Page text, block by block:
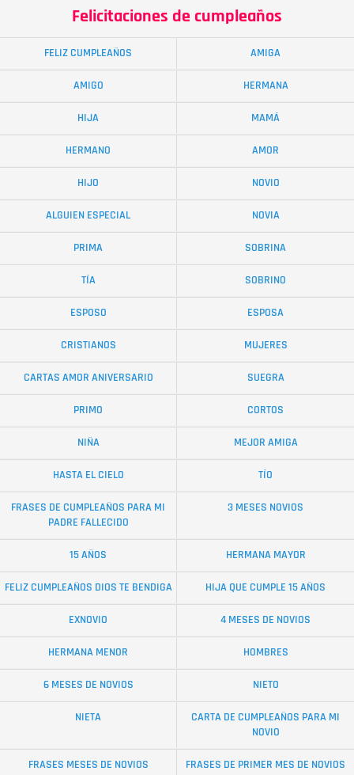
Felicitaciones de cumpleaños
FELIZ CUMPLEAÑOS AMIGA
AMIGO HERMANA
HIJA MAMÁ
HERMANO AMOR
HIJO NOVIO
ALGUIEN ESPECIAL NOVIA
PRIMA SOBRINA
TÍA SOBRINO
ESPOSO ESPOSA
CRISTIANOS MUJERES
CARTAS AMOR ANIVERSARIO SUEGRA
PRIMO CORTOS
NIÑA MEJOR AMIGA
HASTA EL CIELO TÍO
FRASES DE CUMPLEAÑOS PARA MI
PADRE FALLECIDO
3 MESES NOVIOS
15 AÑOS HERMANA MAYOR
FELIZ CUMPLEAÑOS DIOS TE BENDIGA HIJA QUE CUMPLE 15 AÑOS
EXNOVIO 4 MESES DE NOVIOS
HERMANA MENOR HOMBRES
6 MESES DE NOVIOS NIETO
NIETA
CARTA DE CUMPLEAÑOS PARA MI
NOVIO
FRASES MESES DE NOVIOS FRASES DE PRIMER MES DE NOVIOS